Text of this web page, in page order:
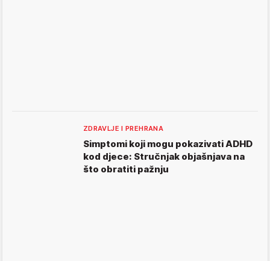
ZDRAVLJE I PREHRANA
Simptomi koji mogu pokazivati ADHD
kod djece: Stručnjak objašnjava na
što obratiti pažnju